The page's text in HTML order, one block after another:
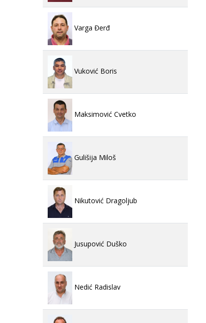
Varga Đerđ
Vuković Boris
Maksimović Cvetko
Gulišija Miloš
Nikutović Dragoljub
Jusupović Duško
Nedić Radislav